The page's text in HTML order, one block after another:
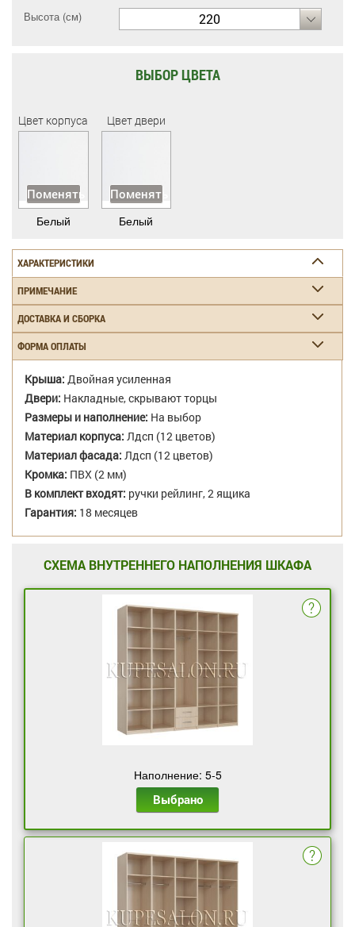
Высота (см) 220
ВЫБОР ЦВЕТА
Цвет корпуса
Поменять
Белый
Цвет двери
Поменять
Белый
ХАРАКТЕРИСТИКИ
ПРИМЕЧАНИЕ
ДОСТАВКА И СБОРКА
ФОРМА ОПЛАТЫ
Крыша: Двойная усиленная
Двери: Накладные, скрывают торцы
Размеры и наполнение: На выбор
Материал корпуса: Лдсп (12 цветов)
Материал фасада: Лдсп (12 цветов)
Кромка: ПВХ (2 мм)
В комплект входят: ручки рейлинг, 2 ящика
Гарантия: 18 месяцев
СХЕМА ВНУТРЕННЕГО НАПОЛНЕНИЯ ШКАФА
Наполнение: 5-5
Выбрано